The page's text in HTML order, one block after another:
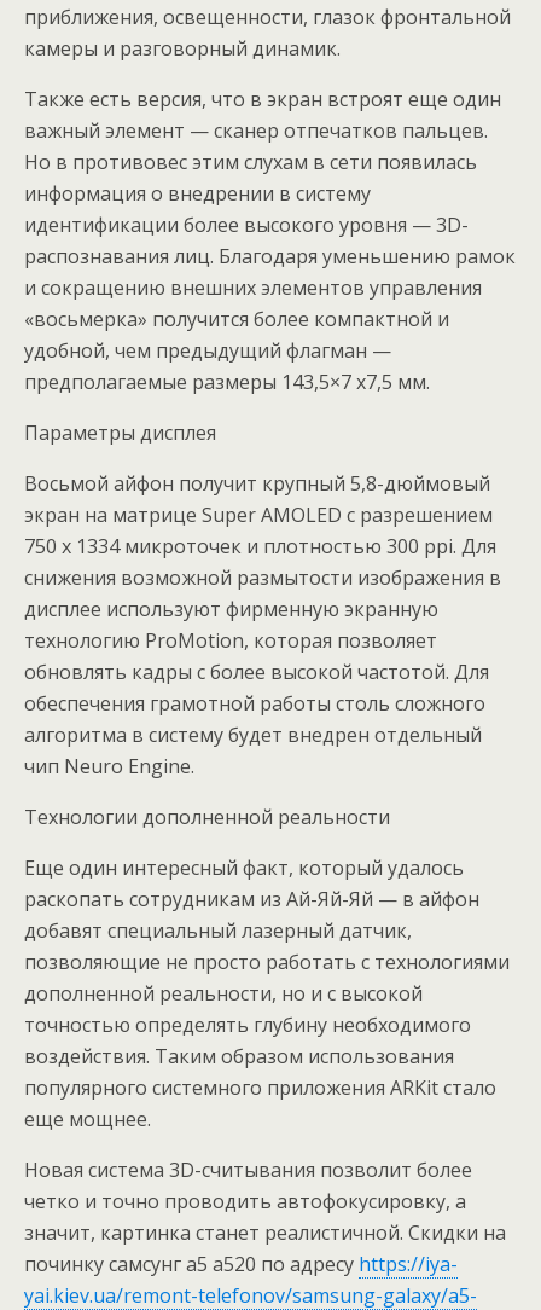
приближения, освещенности, глазок фронтальной
камеры и разговорный динамик.
Также есть версия, что в экран встроят еще один
важный элемент — сканер отпечатков пальцев.
Но в противовес этим слухам в сети появилась
информация о внедрении в систему
идентификации более высокого уровня — 3D-
распознавания лиц. Благодаря уменьшению рамок
и сокращению внешних элементов управления
«восьмерка» получится более компактной и
удобной, чем предыдущий флагман —
предполагаемые размеры 143,5×7 x7,5 мм.
Параметры дисплея
Восьмой айфон получит крупный 5,8-дюймовый
экран на матрице Super AMOLED с разрешением
750 х 1334 микроточек и плотностью 300 ppi. Для
снижения возможной размытости изображения в
дисплее используют фирменную экранную
технологию ProMotion, которая позволяет
обновлять кадры с более высокой частотой. Для
обеспечения грамотной работы столь сложного
алгоритма в систему будет внедрен отдельный
чип Neuro Engine.
Технологии дополненной реальности
Еще один интересный факт, который удалось
раскопать сотрудникам из Ай-Яй-Яй — в айфон
добавят специальный лазерный датчик,
позволяющие не просто работать с технологиями
дополненной реальности, но и с высокой
точностью определять глубину необходимого
воздействия. Таким образом использования
популярного системного приложения ARKit стало
еще мощнее.
Новая система 3D-считывания позволит более
четко и точно проводить автофокусировку, а
значит, картинка станет реалистичной. Скидки на
починку самсунг а5 а520 по адресу https://iya-
yai.kiev.ua/remont-telefonov/samsung-galaxy/a5-